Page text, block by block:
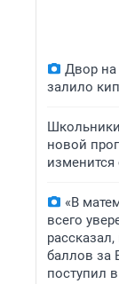
Двор на
залило
новой
изменится
«В
всего
баллов за
поступил